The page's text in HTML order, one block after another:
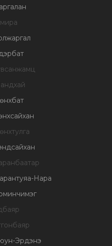
Нара
Эрдэнэ